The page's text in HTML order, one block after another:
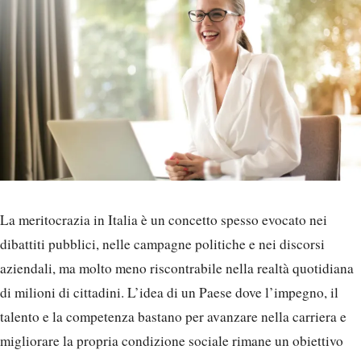
La meritocrazia in Italia è un concetto spesso evocato nei
dibattiti pubblici, nelle campagne politiche e nei discorsi
aziendali, ma molto meno riscontrabile nella realtà quotidiana
di milioni di cittadini. L’idea di un Paese dove l’impegno, il
talento e la competenza bastano per avanzare nella carriera e
migliorare la propria condizione sociale rimane un obiettivo